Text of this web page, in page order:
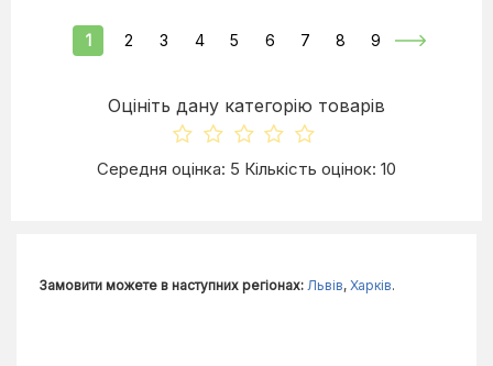
1 2 3 4 5 6 7 8 9
Оцініть дану категорію товарів
Середня оцінка: 5 Кількість оцінок: 10
Замовити можете в наступних регіонах: Львів, Харків.